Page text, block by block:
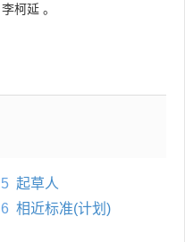
李柯延 。
5 起草人
6 相近标准(计划)